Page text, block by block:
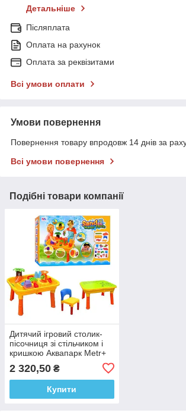
Детальніше
Післяплата
Оплата на рахунок
Оплата за реквізитами
Всі умови оплати
Умови повернення
Повернення товару впродовж 14 днів за
Всі умови повернення
Подібні товари компанії
Дитячий ігровий столик-
пісочниця зі стільчиком і
кришкою Аквапарк Metr+
2 320,50 ₴
Купити